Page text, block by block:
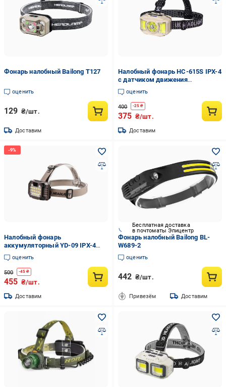
Фонарь налобный Bailong T127
оценить
129 ₴/шт.
Доставим
Налобный фонарь HC-615S IPX-4
с датчиком движения
аккумуляторный Красный свет
(32406980)
оценить
400 -25 ₴
375 ₴/шт.
Доставим
Налобный фонарь
аккумуляторный YD-09 IPX-4
USB-Type C
водонепроницаемый Красный
свет (32407130)
оценить
500 -45 ₴
455 ₴/шт.
Доставим
Бесплатная доставка
в почтоматы Эпицентр
Фонарь налобный Bailong BL-
W689-2
оценить
442 ₴/шт.
Привезём Доставим